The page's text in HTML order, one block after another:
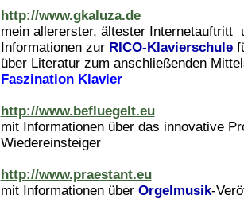
http://www.gkaluza.de
mein allererster, ältester Internetauftritt
Informationen zur RICO-Klavierschule
über Literatur zum anschließenden
Faszination Klavier
http://www.befluegelt.eu
mit Informationen über das innovative
Wiedereinsteiger
http://www.praestant.eu
mit Informationen über Orgelmusik-